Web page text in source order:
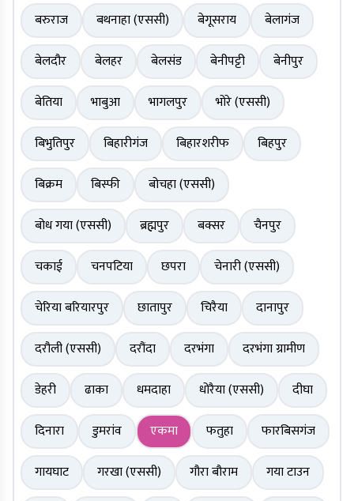
बरुराज
बथनाहा (एससी) बेगूसराय
बेलागंज
बेलदौर
बेलहर बेलसंड बेनीपट्टी
बेनीपुर
बेतिया
भाबुआ भागलपुर
भोरे (एससी)
बिभुतिपुर
बिहारीगंज बिहारशरीफ
बिहपुर
बिक्रम
बिस्फी
बोचहा (एससी)
बोध गया (एससी)
ब्रह्मपुर बक्सर
चैनपुर
चकाई
चनपटिया छपरा
चेनारी (एससी)
चेरिया बरियारपुर
छातापुर चिरैया
दानापुर
दरौली (एससी)
दरौंदा दरभंगा
दरभंगा ग्रामीण
डेहरी
ढाका धमदाहा धोरैया (एससी)
दीघा
दिनारा
डुमरांव एकमा फतुहा
फारबिसगंज
गायघाट
गरखा (एससी) गौरा बौराम
गया टाउन